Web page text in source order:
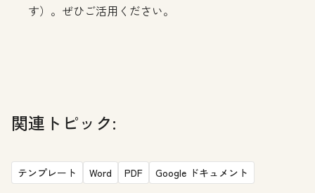
す）。ぜひご活用ください。
関連トピック:
テンプレート Word PDF Google ドキュメント